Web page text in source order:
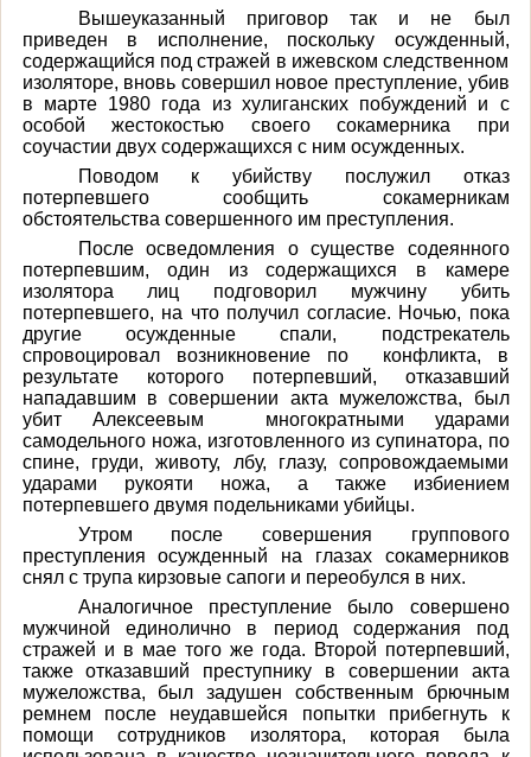
Вышеуказанный приговор так и не был
приведен в исполнение, поскольку осужденный,
содержащийся под стражей в ижевском следственном
изоляторе, вновь совершил новое преступление, убив
в марте 1980 года из хулиганских побуждений и с
особой жестокостью своего сокамерника при
соучастии двух содержащихся с ним осужденных.
Поводом к убийству послужил отказ
потерпевшего сообщить сокамерникам
обстоятельства совершенного им преступления.
После осведомления о существе содеянного
потерпевшим, один из содержащихся в камере
изолятора лиц подговорил мужчину убить
потерпевшего, на что получил согласие. Ночью, пока
другие осужденные спали, подстрекатель
спровоцировал возникновение по конфликта, в
результате которого потерпевший, отказавший
нападавшим в совершении акта мужеложства, был
убит Алексеевым многократными ударами
самодельного ножа, изготовленного из супинатора, по
спине, груди, животу, лбу, глазу, сопровождаемыми
ударами рукояти ножа, а также избиением
потерпевшего двумя подельниками убийцы.
Утром после совершения группового
преступления осужденный на глазах сокамерников
снял с трупа кирзовые сапоги и переобулся в них.
Аналогичное преступление было совершено
мужчиной единолично в период содержания под
стражей и в мае того же года. Второй потерпевший,
также отказавший преступнику в совершении акта
мужеложства, был задушен собственным брючным
ремнем после неудавшейся попытки прибегнуть к
помощи сотрудников изолятора, которая была